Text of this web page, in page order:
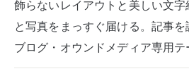
飾らないレイアウトと美しい文
と写真をまっすぐ届ける。記事
ブログ・オウンドメディア専用テ